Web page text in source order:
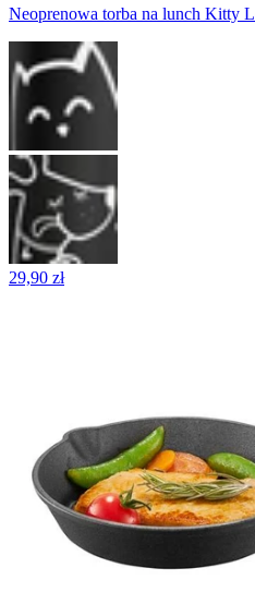
Neoprenowa torba na lunch Kitty
29,90 zł